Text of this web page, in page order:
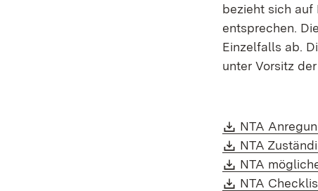
bezieht sich auf
entsprechen.
Einzelfalls ab.
unter Vorsitz
Download:
NTA
Download:
NTA
Download:
NTA
Download:
NTA